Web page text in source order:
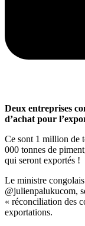
Deux entreprises
d’achat pour
Ce sont 1 million de
000 tonnes de
qui seront exportés !
Le ministre
@julienpalukucom,
« réconciliation des
exportations.